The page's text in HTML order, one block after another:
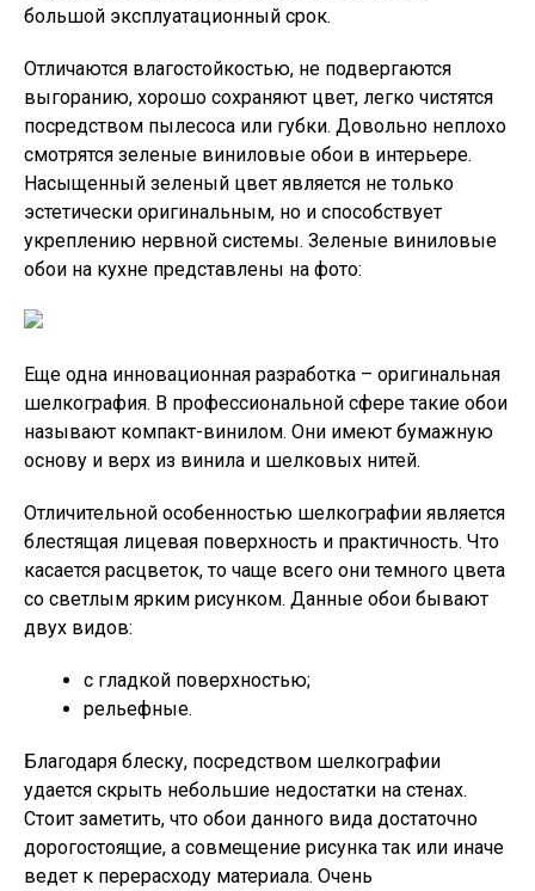
большой эксплуатационный срок.
Отличаются влагостойкостью, не подвергаются
выгоранию, хорошо сохраняют цвет, легко чистятся
посредством пылесоса или губки. Довольно неплохо
смотрятся зеленые виниловые обои в интерьере.
Насыщенный зеленый цвет является не только
эстетически оригинальным, но и способствует
укреплению нервной системы. Зеленые виниловые
обои на кухне представлены на фото:
Еще одна инновационная разработка – оригинальная
шелкография. В профессиональной сфере такие обои
называют компакт-винилом. Они имеют бумажную
основу и верх из винила и шелковых нитей.
Отличительной особенностью шелкографии является
блестящая лицевая поверхность и практичность. Что
касается расцветок, то чаще всего они темного цвета
со светлым ярким рисунком. Данные обои бывают
двух видов:
с гладкой поверхностью;
рельефные.
Благодаря блеску, посредством шелкографии
удается скрыть небольшие недостатки на стенах.
Стоит заметить, что обои данного вида достаточно
дорогостоящие, а совмещение рисунка так или иначе
ведет к перерасходу материала. Очень